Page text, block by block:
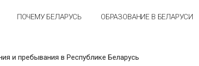
ПОЧЕМУ БЕЛАРУСЬ ОБРАЗОВАНИЕ В БЕЛАРУСИ
и пребывания в Республике Беларусь